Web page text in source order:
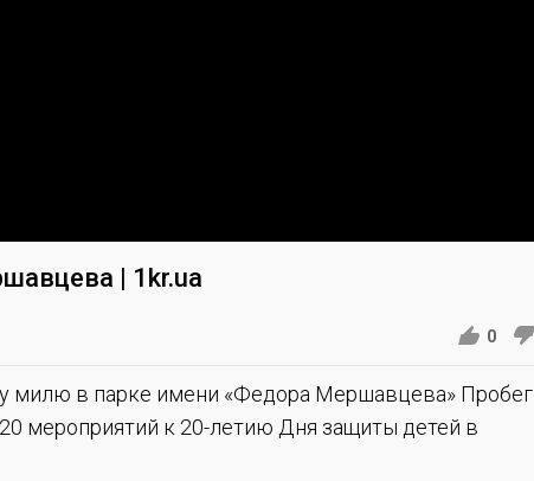
| 1kr.ua
0
милю в парке имени «Федора Мершавцева» Пробег
мероприятий к 20-летию Дня защиты детей в